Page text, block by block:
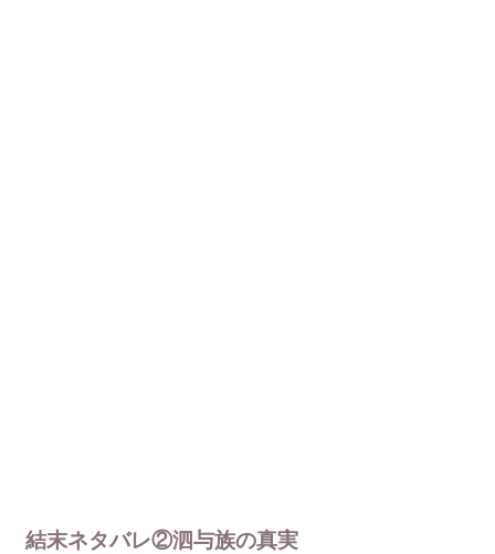
結末ネタバレ②泗与族の真実